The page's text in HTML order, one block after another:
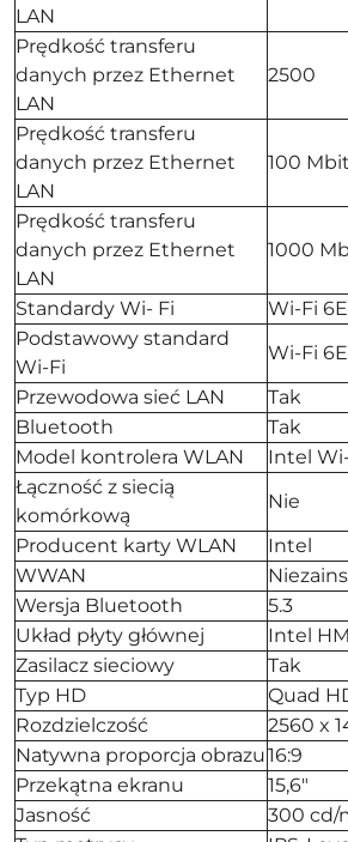
LAN
Prędkość transferu
danych przez Ethernet
LAN
2500
Prędkość transferu
danych przez Ethernet
LAN
100
Prędkość transferu
danych przez Ethernet
LAN
1000
Standardy Wi- Fi
Wi-Fi 6E
Podstawowy standard
Wi-Fi
Wi-Fi 6E
Przewodowa sieć LAN
Tak
Bluetooth
Tak
Model kontrolera WLAN
Intel Wi-
Łączność z siecią
komórkową
Nie
Producent karty WLAN
Intel
WWAN
Wersja Bluetooth
5.3
Układ płyty głównej
Intel
Zasilacz sieciowy
Tak
Typ HD
Quad
Rozdzielczość
2560 x
Natywna proporcja obrazu16:9
Przekątna ekranu
15,6"
Jasność
300 cd/